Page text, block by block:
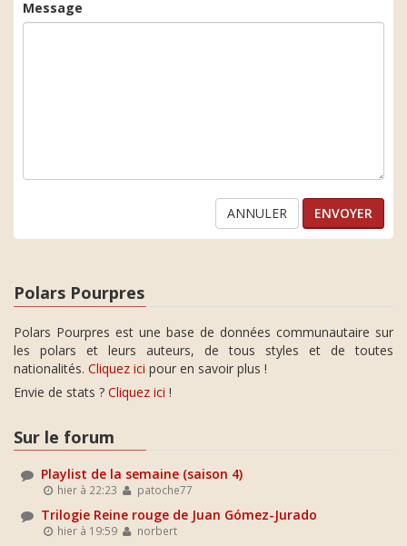
Message
ANNULER
Polars Pourpres
Polars Pourpres est une base de données communautaire sur
les polars et leurs auteurs, de tous styles et de toutes
nationalités. Cliquez ici pour en savoir plus !
Envie de stats ? Cliquez ici !
Sur le forum
Playlist de la semaine (saison 4)
hier à 22:23 patoche77
Trilogie Reine rouge de Juan Gómez-Jurado
hier à 19:59 norbert